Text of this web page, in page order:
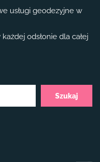
usługi geodezyjne w
odsłonie dla całej
Szukaj